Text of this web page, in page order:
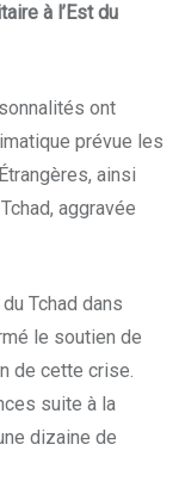
à l’Est du
ont
prévue les
ainsi
aggravée
Tchad dans
le soutien de
de cette crise.
suite à la
dizaine de